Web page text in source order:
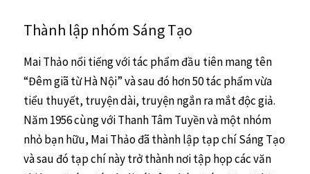
Thành lập nhóm Sáng Tạo
Mai Thảo nổi tiếng với tác phẩm đầu tiên mang tên
“Đêm giã từ Hà Nội” và sau đó hơn 50 tác phẩm vừa
tiểu thuyết, truyện dài, truyện ngắn ra mắt độc giả.
Năm 1956 cùng với Thanh Tâm Tuyền và một nhóm
nhỏ bạn hữu, Mai Thảo đã thành lập tạp chí Sáng Tạo
và sau đó tạp chí này trở thành nơi tập họp các văn